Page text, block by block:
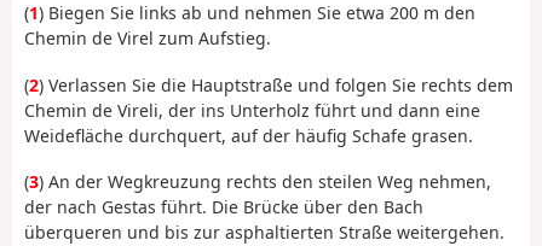
(1) Biegen Sie links ab und nehmen Sie etwa 200 m den
Chemin de Virel zum Aufstieg.
(2) Verlassen Sie die Hauptstraße und folgen Sie rechts dem
Chemin de Vireli, der ins Unterholz führt und dann eine
Weidefläche durchquert, auf der häufig Schafe grasen.
(3) An der Wegkreuzung rechts den steilen Weg nehmen,
der nach Gestas führt. Die Brücke über den Bach
überqueren und bis zur asphaltierten Straße weitergehen.